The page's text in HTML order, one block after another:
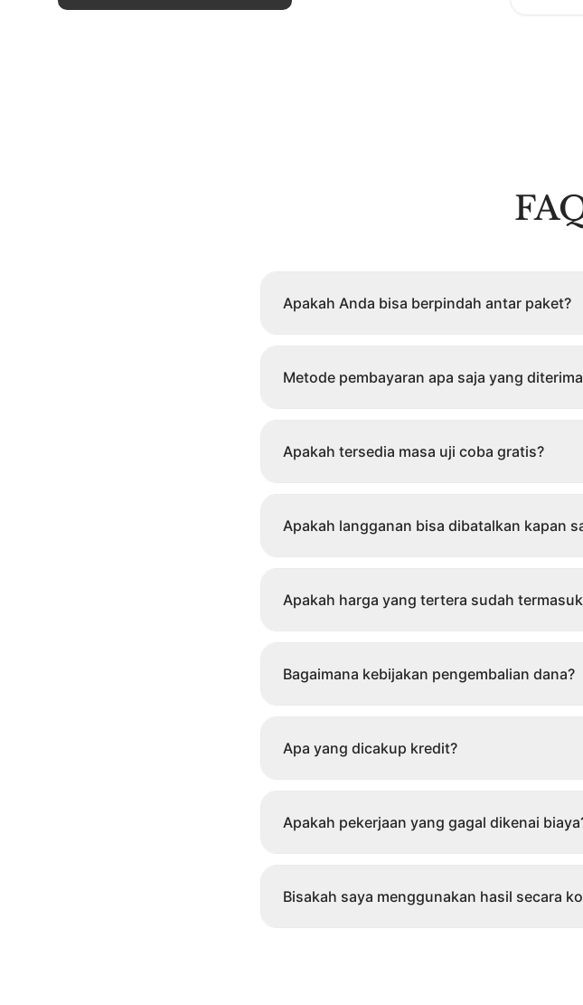
Apakah Anda bisa berpindah antar paket?
Metode pembayaran apa saja yang
Apakah tersedia masa uji coba gratis?
Apakah langganan bisa dibatalkan kapan
Apakah harga yang tertera sudah
Bagaimana kebijakan pengembalian dana?
Apa yang dicakup kredit?
Apakah pekerjaan yang gagal dikenai
Bisakah saya menggunakan hasil secara